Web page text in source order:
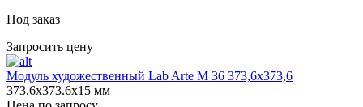
Под заказ
Запросить цену
Модуль художественный Lab Arte М 36 373,6х373,6
373.6х373.6х15 мм